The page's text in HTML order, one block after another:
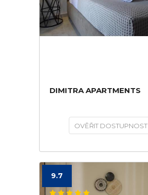
DIMITRA APARTMENTS
OVĚŘIT DOSTUPNOST
9.7